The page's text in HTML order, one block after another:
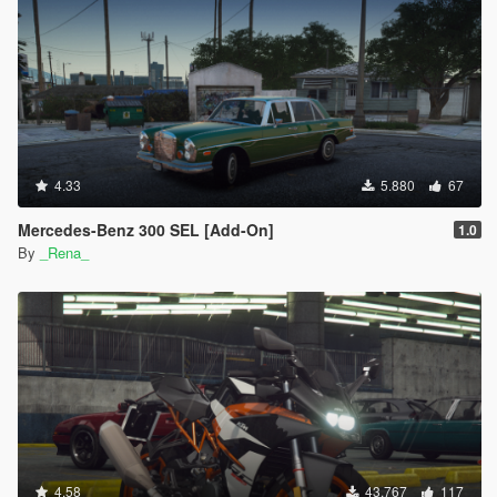
4.33 5.880 67
Mercedes-Benz 300 SEL [Add-On] 1.0
By _Rena_
4.58 43.767 117